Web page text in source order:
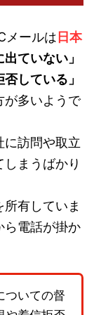
メールは 日本
ていない」
している」
が多いようで
に訪問や取立
まうばかり
有していま
ら電話が掛か
ついての督